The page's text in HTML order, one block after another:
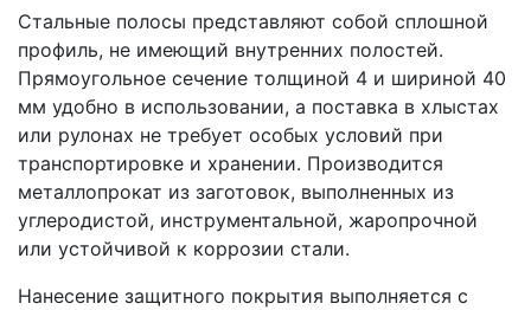
Стальные полосы представляют собой сплошной
профиль, не имеющий внутренних полостей.
Прямоугольное сечение толщиной 4 и шириной 40
мм удобно в использовании, а поставка в хлыстах
или рулонах не требует особых условий при
транспортировке и хранении. Производится
металлопрокат из заготовок, выполненных из
углеродистой, инструментальной, жаропрочной
или устойчивой к коррозии стали.
Нанесение защитного покрытия выполняется с